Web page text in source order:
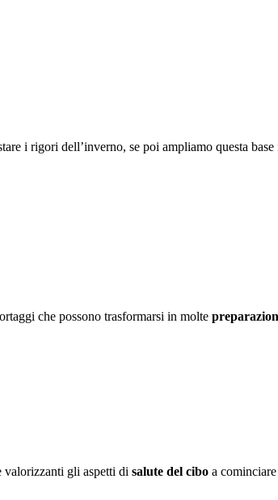
i rigori dell’inverno, se poi ampliamo questa
che possono trasformarsi in molte
valorizzanti gli aspetti di salute del cibo a